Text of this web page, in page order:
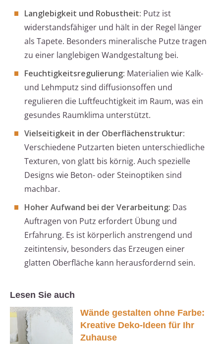
Langlebigkeit und Robustheit: Putz ist
widerstandsfähiger und hält in der Regel länger
als Tapete. Besonders mineralische Putze tragen
zu einer langlebigen Wandgestaltung bei.
Feuchtigkeitsregulierung: Materialien wie Kalk-
und Lehmputz sind diffusionsoffen und
regulieren die Luftfeuchtigkeit im Raum, was ein
gesundes Raumklima unterstützt.
Vielseitigkeit in der Oberflächenstruktur:
Verschiedene Putzarten bieten unterschiedliche
Texturen, von glatt bis körnig. Auch spezielle
Designs wie Beton- oder Steinoptiken sind
machbar.
Hoher Aufwand bei der Verarbeitung: Das
Auftragen von Putz erfordert Übung und
Erfahrung. Es ist körperlich anstrengend und
zeitintensiv, besonders das Erzeugen einer
glatten Oberfläche kann herausfordernd sein.
Lesen Sie auch
Wände gestalten ohne Farbe:
Kreative Deko-Ideen für Ihr
Zuhause